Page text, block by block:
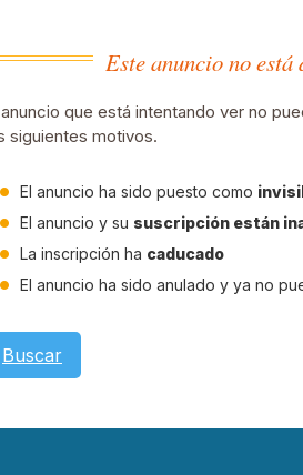
Este anuncio no está
que está intentando ver no
siguientes motivos.
El anuncio ha sido puesto como
El anuncio y su suscripción están
La inscripción ha caducado
El anuncio ha sido anulado y ya no
Buscar